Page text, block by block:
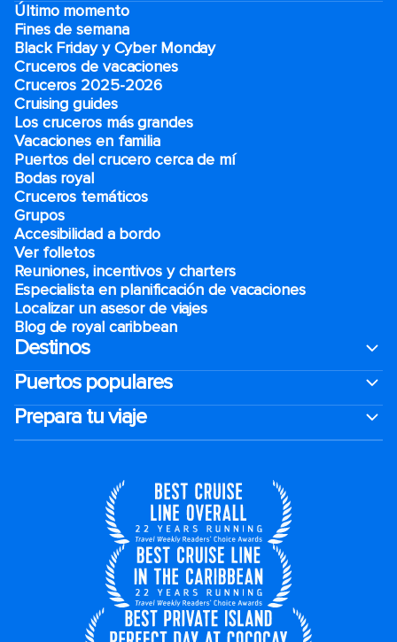
Último momento
Fines de semana
Black Friday y Cyber Monday
Cruceros de vacaciones
Cruceros 2025-2026
Cruising guides
Los cruceros más grandes
Vacaciones en familia
Puertos del crucero cerca de mí
Bodas royal
Cruceros temáticos
Grupos
Accesibilidad a bordo
Ver folletos
Reuniones, incentivos y charters​
Especialista en planificación de vacaciones
Localizar un asesor de viajes
Blog de royal caribbean
Destinos
Puertos populares
Prepara tu viaje